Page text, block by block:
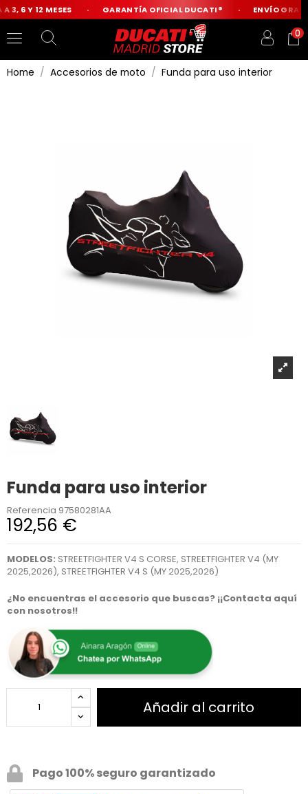
3, 6 Y 12 MESES GARANTÍA OFICIAL DUCATI® ENVÍO
0
Home Accesorios de moto Funda para uso interior
Funda para uso interior
Referencia 97580281AA
192,56 €
MODELOS: STREETFIGHTER V4 S CORSE, STREETFIGHTER V4 (MY
2025,2026), STREETFIGHTER V4 S (MY 2025,2026)
¿No encuentras el accesorio que buscas? ¡¡Contacta aquí
con nosotros!!
Añadir al carrito
Pago 100% seguro garantizado